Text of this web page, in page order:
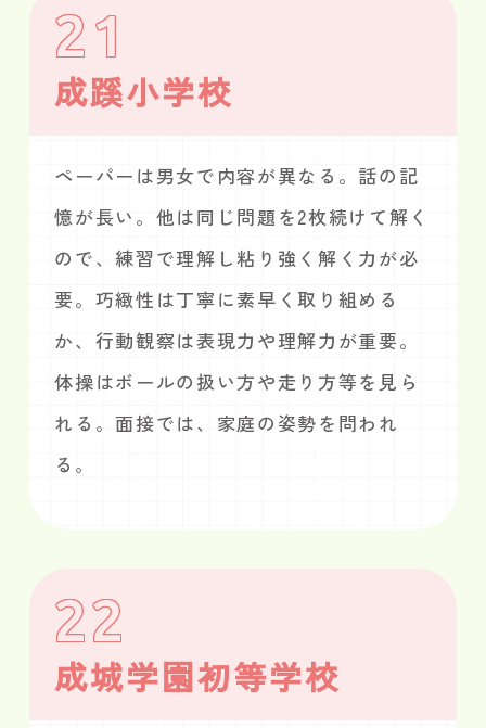
21
成蹊小学校
ペーパーは男女で内容が異なる。話の記
憶が長い。他は同じ問題を2枚続けて解く
ので、練習で理解し粘り強く解く力が必
要。巧緻性は丁寧に素早く取り組める
か、行動観察は表現力や理解力が重要。
体操はボールの扱い方や走り方等を見ら
れる。面接では、家庭の姿勢を問われ
る。
22
成城学園初等学校